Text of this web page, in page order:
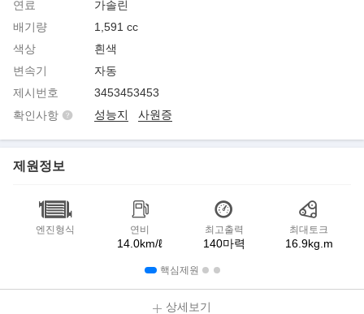
연료
가솔린
배기량
1,591 cc
색상
흰색
변속기
자동
제시번호
3453453453
확인사항
성능지 사원증
제원정보
엔진형식 연비
14.0km/ℓ
최고출력
140마력
최대토크
16.9kg.m
핵심제원
상세보기